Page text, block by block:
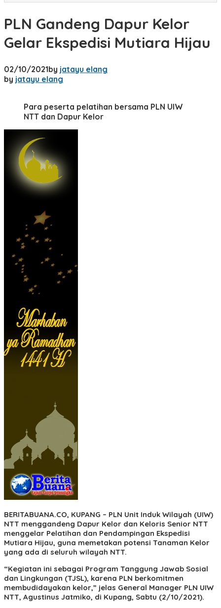
PLN Gandeng Dapur Kelor
Gelar Ekspedisi Mutiara Hijau
02/10/2021by jatayu elang
by jatayu elang
Para peserta pelatihan bersama PLN UIW
NTT dan Dapur Kelor
BERITABUANA.CO, KUPANG – PLN Unit Induk Wilayah (UIW)
NTT menggandeng Dapur Kelor dan Keloris Senior NTT
menggelar Pelatihan dan Pendampingan Ekspedisi
Mutiara Hijau, guna memetakan potensi Tanaman Kelor
yang ada di seluruh wilayah NTT.
“Kegiatan ini sebagai Program Tanggung Jawab Sosial
dan Lingkungan (TJSL), karena PLN berkomitmen
membudidayakan kelor,” jelas General Manager PLN UIW
NTT, Agustinus Jatmiko, di Kupang, Sabtu (2/10/2021).